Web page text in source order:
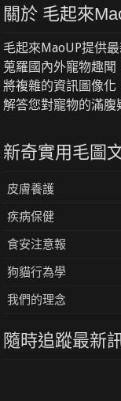
關於 毛起來
毛起來MaoUP提供
蒐羅國內外寵物趣聞
將複雜的資訊圖像化
解答您對寵物的滿
新奇實用毛圖
皮膚養護
疾病保健
食安注意報
狗貓行為學
我們的理念
隨時追蹤最新